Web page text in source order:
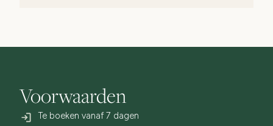
Voorwaarden
Te boeken vanaf 7 dagen